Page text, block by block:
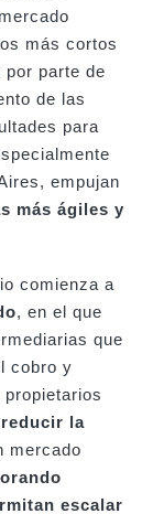
más cortos
por parte de
de las
para
empujan
más ágiles y
comienza a
, en el que
que
cobro y
reducir la
mercado
escalar